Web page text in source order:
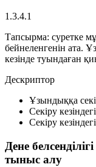
1.3.4.1
Тапсырма: суретке
бейнеленгенін ата.
кезінде туындаған
Дескриптор
Ұзындыққа
Секіру
Секіру
Дене
тыныс алу